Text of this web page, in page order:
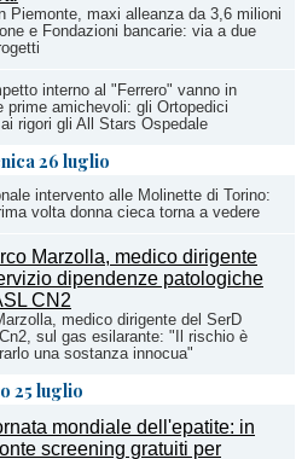
Piemonte, maxi alleanza da 3,6 milioni
e Fondazioni bancarie: via a due
interno al "Ferrero" vanno in
prime amichevoli: gli Ortopedici
rigori gli All Stars Ospedale
26 luglio
intervento alle Molinette di Torino:
volta donna cieca torna a vedere
medico dirigente del SerD
sul gas esilarante: "Il rischio è
una sostanza innocua"
25 luglio